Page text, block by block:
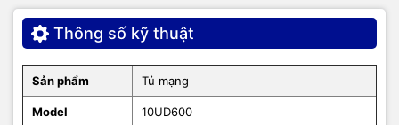
Thông số kỹ thuật
Sản phẩm Tủ mạng
Model 10UD600